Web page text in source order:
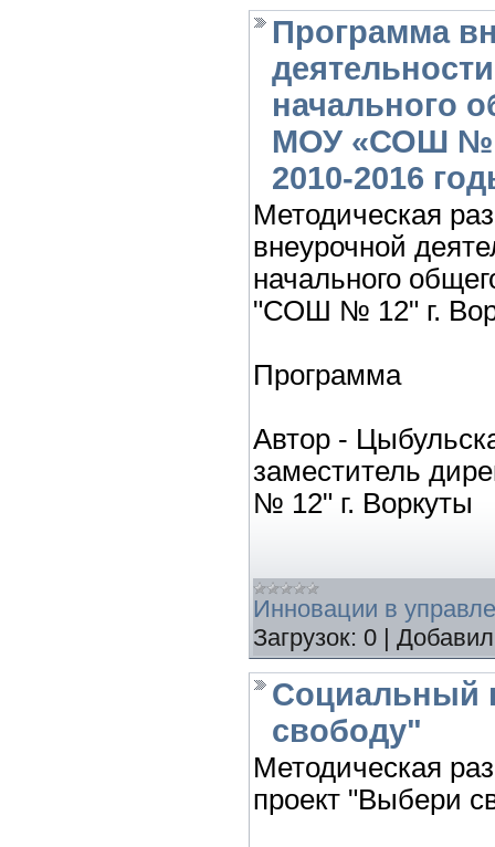
Программа
начального
МОУ «СОШ №
2010-2016
Методическая
внеурочной
начального
"СОШ № 12" г.
Программа
Автор -
заместитель
№ 12" г. Воркуты
Инновации в
Загрузок: 0 |
Социальный
свободу"
Методическая
проект "Выбери